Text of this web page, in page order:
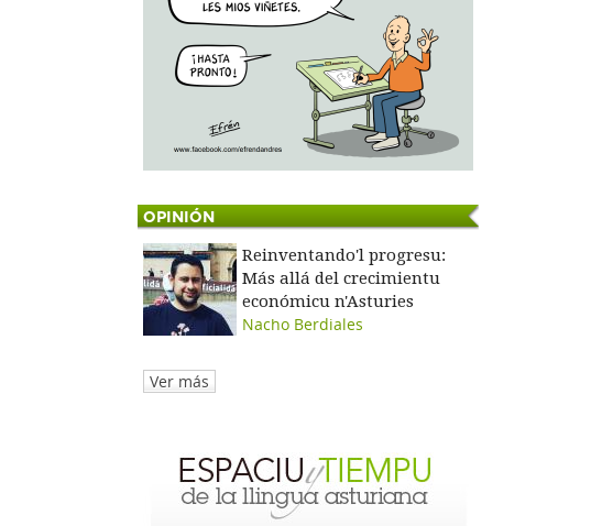
OPINIÓN
Reinventando'l progresu:
Más allá del crecimientu
económicu n'Asturies
Nacho Berdiales
Ver más